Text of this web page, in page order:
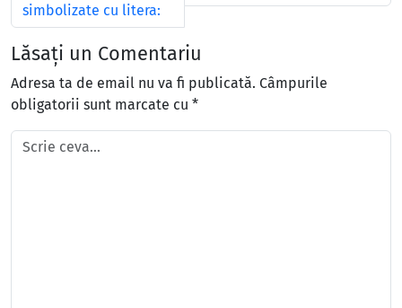
simbolizate cu litera:
Lăsați un Comentariu
Adresa ta de email nu va fi publicată. Câmpurile
obligatorii sunt marcate cu *